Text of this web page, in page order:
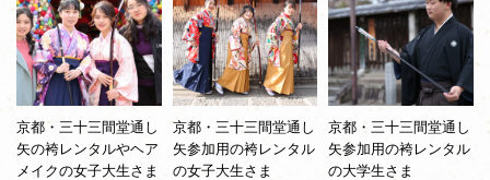
京都・三十三間堂通し
矢の袴レンタルやヘア
メイクの女子大生さま
京都・三十三間堂通し
矢参加用の袴レンタル
の女子大生さま
京都・三十三間堂通し
矢参加用の袴レンタル
の大学生さま